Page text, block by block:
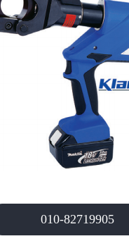
010-82719905